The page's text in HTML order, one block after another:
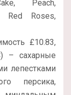
Peach,
Red Roses,
£10.83,
– сахарные
лепестками
персика,